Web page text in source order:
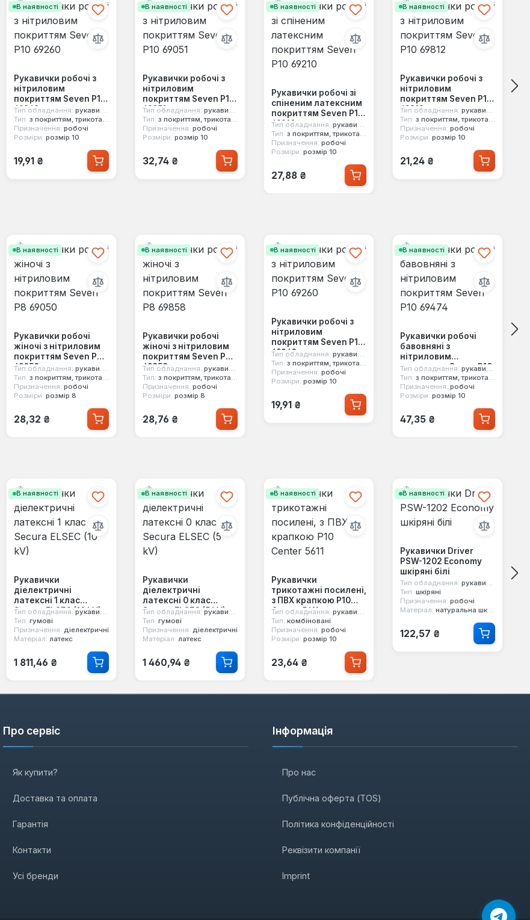
В наявності
Рукавички робочі з
нітриловим
покриттям Seven Р10
69260
Тип обладнання: рукавички
Тип: з покриттям, трикотажні
Призначення: робочі
Розміри: розмір 10
Звичайна ціна:
19,91 ₴
В наявності
Рукавички робочі з
нітриловим
покриттям Seven Р10
69051
Тип обладнання: рукавички
Тип: з покриттям, трикотажні
Призначення: робочі
Розміри: розмір 10
Звичайна ціна:
32,74 ₴
В наявності
Рукавички робочі зі
спіненим латексним
покриттям Seven Р10
69210
Тип обладнання: рукавички
Тип: з покриттям, трикотажні
Призначення: робочі
Розміри: розмір 10
Звичайна ціна:
27,88 ₴
В наявності
Рукавички робочі з
нітриловим
покриттям Seven Р10
69812
Тип обладнання: рукавички
Тип: з покриттям, трикотажні
Призначення: робочі
Розміри: розмір 10
Звичайна ціна:
21,24 ₴
В наявності
Рукавички робочі
жіночі з нітриловим
покриттям Seven Р8
69050
Тип обладнання: рукавички
Тип: з покриттям, трикотажні
Призначення: робочі
Розміри: розмір 8
Звичайна ціна:
28,32 ₴
В наявності
Рукавички робочі
жіночі з нітриловим
покриттям Seven Р8
69858
Тип обладнання: рукавички
Тип: з покриттям, трикотажні
Призначення: робочі
Розміри: розмір 8
Звичайна ціна:
28,76 ₴
В наявності
Рукавички робочі з
нітриловим
покриттям Seven Р10
69260
Тип обладнання: рукавички
Тип: з покриттям, трикотажні
Призначення: робочі
Розміри: розмір 10
Звичайна ціна:
19,91 ₴
В наявності
Рукавички робочі
бавовняні з
нітриловим
покриттям Seven Р10
69474
Тип обладнання: рукавички
Тип: з покриттям, трикотажні
Призначення: робочі
Розміри: розмір 10
Звичайна ціна:
47,35 ₴
В наявності
Рукавички
діелектричні
латексні 1 клас
Secura ELSEC (10 kV)
Тип обладнання: рукавички
Тип: гумові
Призначення: діелектричні
Матеріал: латекс
Звичайна ціна:
1 811,46 ₴
В наявності
Рукавички
діелектричні
латексні 0 клас
Secura ELSEC (5 kV)
Тип обладнання: рукавички
Тип: гумові
Призначення: діелектричні
Матеріал: латекс
Звичайна ціна:
1 460,94 ₴
В наявності
Рукавички
трикотажні посилені,
з ПВХ крапкою Р10
Center 5611
Тип обладнання: рукавички
Тип: комбіновані
Призначення: робочі
Розміри: розмір 10
Звичайна ціна:
23,64 ₴
В наявності
Рукавички Driver
PSW-1202 Economy
шкіряні білі
Тип обладнання: рукавички
Тип: шкіряні
Призначення: робочі
Матеріал: натуральна шкіра
Звичайна ціна:
122,57 ₴
Про сервіс
Як купити?
Доставка та оплата
Гарантія
Контакти
Усі бренди
Інформація
Про нас
Публічна оферта (TOS)
Політика конфіденційності
Реквізити компанії
Imprint